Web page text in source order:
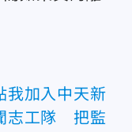
我加入中天新
志工隊 把監